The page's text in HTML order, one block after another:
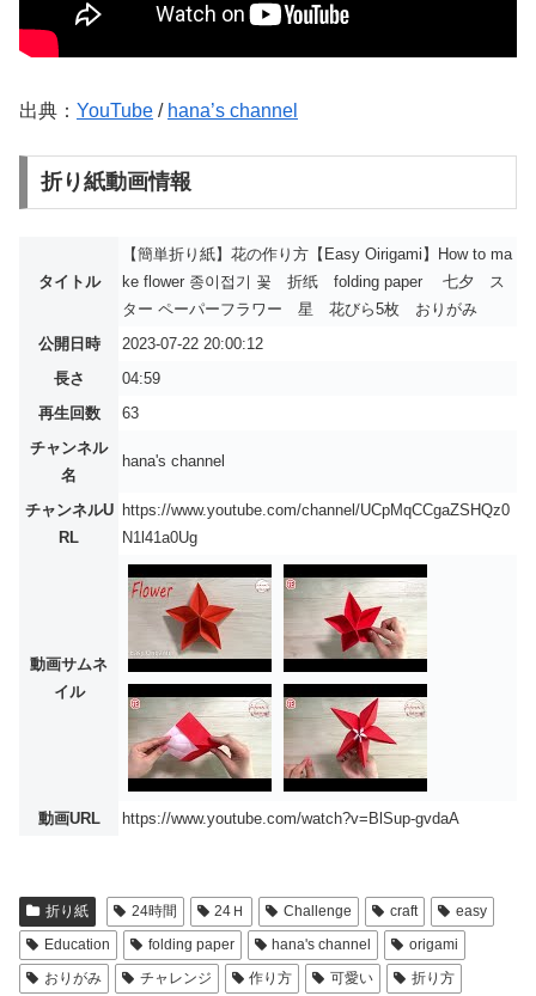
出典： YouTube / hana’s channel
折り紙動画情報
タイトル
【簡単折り紙】花の作り方【Easy Oirigami】How to ma
ke flower 종이접기 꽃 折纸 folding paper 七夕 ス
ター ペーパーフラワー 星 花びら5枚 おりがみ
公開日時
2023-07-22 20:00:12
長さ
04:59
再生回数
63
チャンネル
名
hana's channel
チャンネルU
RL
https://www.youtube.com/channel/UCpMqCCgaZSHQz0
N1l41a0Ug
動画サムネ
イル
動画URL https://www.youtube.com/watch?v=BlSup-gvdaA
折り紙 24時間 24Ｈ Challenge craft
easy
Education
folding paper hana's channel
origami
おりがみ
チャレンジ 作り方 可愛い
折り方